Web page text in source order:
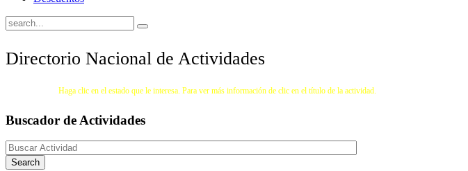
Directorio Nacional de Actividades
Haga clic en el estado que le interesa. Para ver más información de clic en el título de la actividad.
Buscador de Actividades